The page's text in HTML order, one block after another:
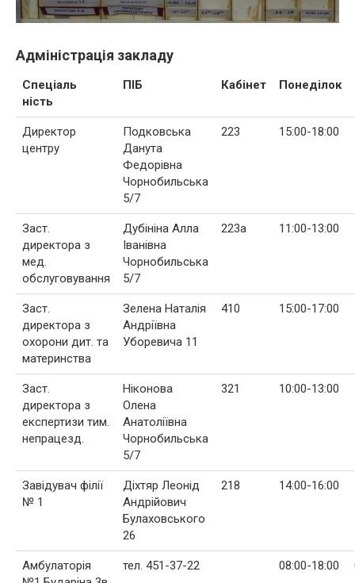
Адміністрація закладу
Спеціаль
ність
ПІБ Кабінет Понеділок
Директор
центру
Подковська
Данута
Федорівна
Чорнобильська
5/7
223 15:00-18:00
Заст.
директора з
мед.
обслуговування
Дубініна Алла
Іванівна
Чорнобильська
5/7
223а 11:00-13:00
Заст.
директора з
охорони дит. та
материнства
Зелена Наталія
Андріївна
Уборевича 11
410 15:00-17:00
Заст.
директора з
експертизи тим.
непрацезд.
Ніконова
Олена
Анатоліївна
Чорнобильська
5/7
321 10:00-13:00
Завідувач філії
№ 1
Діхтяр Леонід
Андрійович
Булаховського
26
218 14:00-16:00
Амбулаторія
тел. 451-37-22 08:00-18:00